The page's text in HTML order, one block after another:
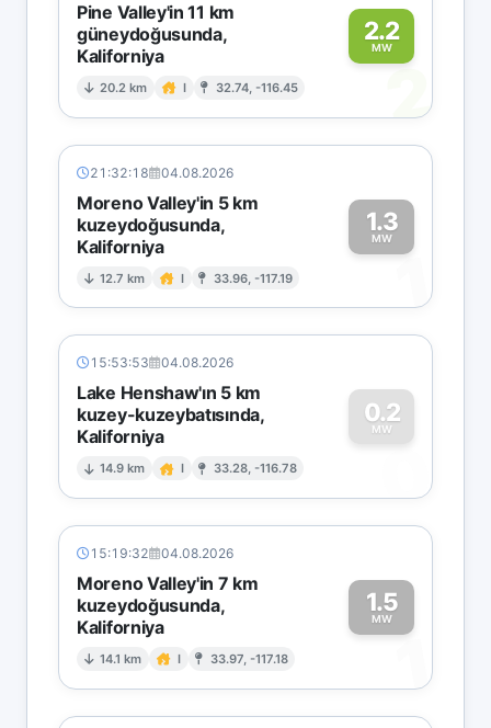
Pine Valley'in 11 km
güneydoğusunda,
Kaliforniya
20.2 km I 32.74, -116.45
2.2
MW
2
21:32:18 04.08.2026
Moreno Valley'in 5 km
kuzeydoğusunda,
Kaliforniya
12.7 km I 33.96, -117.19
1.3
MW
1
15:53:53 04.08.2026
Lake Henshaw'ın 5 km
kuzey-kuzeybatısında,
Kaliforniya
14.9 km I 33.28, -116.78
0.2
MW
0
15:19:32 04.08.2026
Moreno Valley'in 7 km
kuzeydoğusunda,
Kaliforniya
14.1 km I 33.97, -117.18
1.5
MW
1